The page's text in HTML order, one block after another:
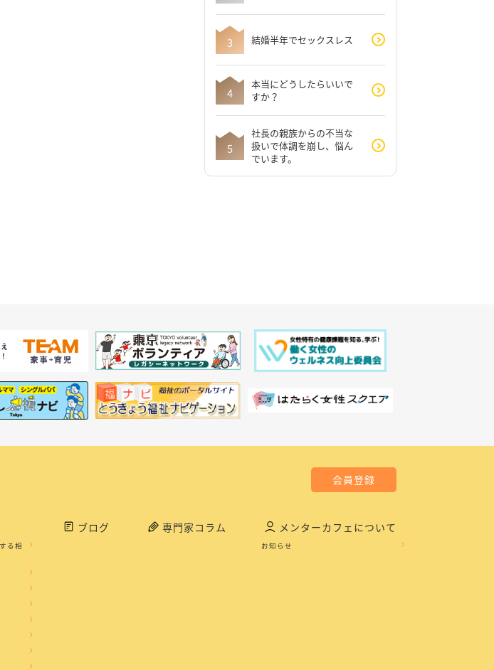
結婚半年でセックスレス
本当にどうしたらいいで
すか？
社長の親族からの不当な
扱いで体調を崩し、悩ん
でいます。
会員登録
る相
ブログ 専門家コラム メンターカフェについて
お知らせ